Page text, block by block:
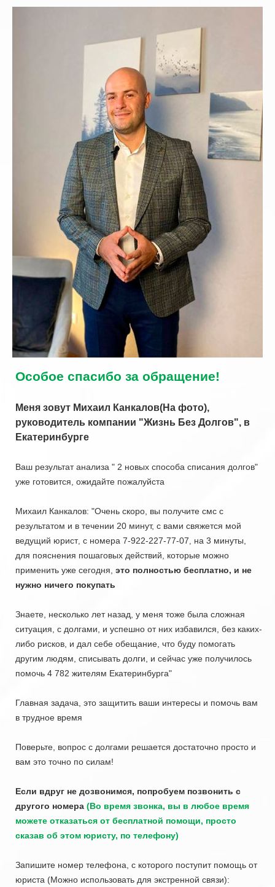
Особое спасибо за обращение!
Меня зовут Михаил Канкалов(На фото),
руководитель компании "Жизнь Без Долгов", в
Екатеринбурге
Ваш результат анализа " 2 новых способа списания долгов"
уже готовится, ожидайте пожалуйста
Михаил Канкалов: "Очень скоро, вы получите смс с
результатом и в течении 20 минут, с вами свяжется мой
ведущий юрист, с номера 7-922-227-77-07, на 3 минуты,
для пояснения пошаговых действий, которые можно
применить уже сегодня, это полностью бесплатно, и не
нужно ничего покупать
Знаете, несколько лет назад, у меня тоже была сложная
ситуация, с долгами, и успешно от них избавился, без каких-
либо рисков, и дал себе обещание, что буду помогать
другим людям, списывать долги, и сейчас уже получилось
помочь 4 782 жителям Екатеринбурга"
Главная задача, это защитить ваши интересы и помочь вам
в трудное время
Поверьте, вопрос с долгами решается достаточно просто и
вам это точно по силам!
Если вдруг не дозвонимся, попробуем позвонить с
другого номера (Во время звонка, вы в любое время
можете отказаться от бесплатной помощи, просто
сказав об этом юристу, по телефону)
Запишите номер телефона, с которого поступит помощь от
юриста (Можно использовать для экстренной связи):